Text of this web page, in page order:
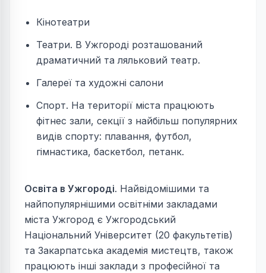
Кінотеатри
Театри. В Ужгороді розташований
драматичний та ляльковий театр.
Галереї та художні салони
Спорт. На території міста працюють
фітнес зали, секції з найбільш популярних
видів спорту: плавання, футбол,
гімнастика, баскетбол, петанк.
Освіта в Ужгороді. Найвідомішими та
найпопулярнішими освітніми закладами
міста Ужгород є Ужгородський
Національний Університет (20 факультетів)
та Закарпатська академія мистецтв, також
працюють інші заклади з професійної та